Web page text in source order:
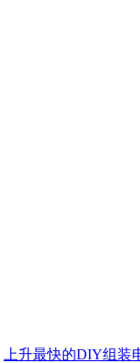
上升最快的DIY组装